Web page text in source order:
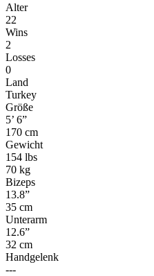
Alter
22
Wins
2
Losses
0
Land
Turkey
Größe
5’ 6”
170 cm
Gewicht
154 lbs
70 kg
Bizeps
13.8”
35 cm
Unterarm
12.6”
32 cm
Handgelenk
---